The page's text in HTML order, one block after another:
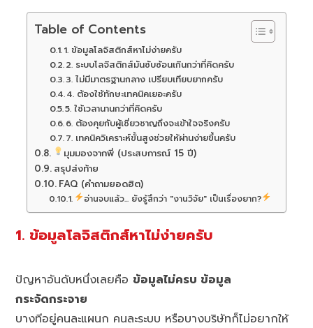
Table of Contents
1. ข้อมูลโลจิสติกส์หาไม่ง่ายครับ
2. ระบบโลจิสติกส์มันซับซ้อนเกินกว่าที่คิดครับ
3. ไม่มีมาตรฐานกลาง เปรียบเทียบยากครับ
4. ต้องใช้ทักษะเทคนิคเยอะครับ
5. ใช้เวลานานกว่าที่คิดครับ
6. ต้องคุยกับผู้เชี่ยวชาญถึงจะเข้าใจจริงครับ
7. เทคนิควิเคราะห์ขั้นสูงช่วยให้ผ่านง่ายขึ้นครับ
มุมมองจากพี่ (ประสบการณ์ 15 ปี)
สรุปส่งท้าย
FAQ (คำถามยอดฮิต)
อ่านจบแล้ว... ยังรู้สึกว่า "งานวิจัย" เป็นเรื่องยาก?
1. ข้อมูลโลจิสติกส์หาไม่ง่ายครับ
ปัญหาอันดับหนึ่งเลยคือ ข้อมูลไม่ครบ ข้อมูล
กระจัดกระจาย
บางทีอยู่คนละแผนก คนละระบบ หรือบางบริษัทก็ไม่อยากให้